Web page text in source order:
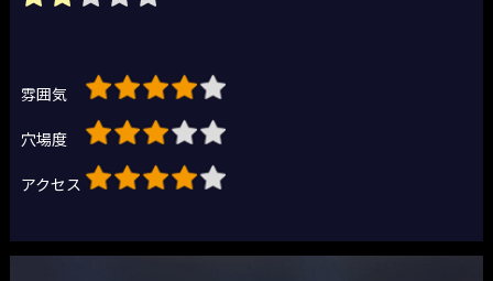
雰囲気
穴場度
アクセス